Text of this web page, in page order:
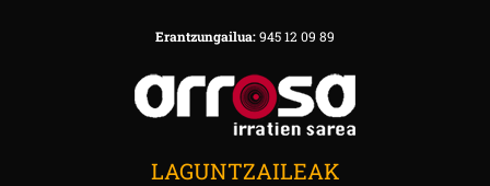
Erantzungailua:945 12 09 89
LAGUNTZAILEAK